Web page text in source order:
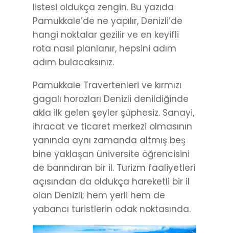
listesi oldukça zengin. Bu yazıda
Pamukkale’de ne yapılır, Denizli’de
hangi noktalar gezilir ve en keyifli
rota nasıl planlanır, hepsini adım
adım bulacaksınız.
Pamukkale Travertenleri ve kırmızı
gagalı horozları Denizli denildiğinde
akla ilk gelen şeyler şüphesiz. Sanayi,
ihracat ve ticaret merkezi olmasının
yanında aynı zamanda altmış beş
bine yaklaşan üniversite öğrencisini
de barındıran bir il. Turizm faaliyetleri
açısından da oldukça hareketli bir il
olan Denizli; hem yerli hem de
yabancı turistlerin odak noktasında.